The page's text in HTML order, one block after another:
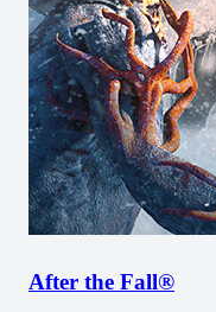
After the Fall®